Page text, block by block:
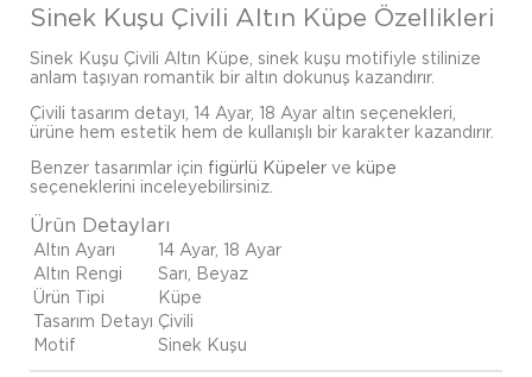
Sinek Kuşu Çivili Altın Küpe Özellikleri
Sinek Kuşu Çivili Altın Küpe, sinek kuşu motifiyle stilinize
anlam taşıyan romantik bir altın dokunuş kazandırır.
Çivili tasarım detayı, 14 Ayar, 18 Ayar altın seçenekleri,
ürüne hem estetik hem de kullanışlı bir karakter kazandırır.
Benzer tasarımlar için figürlü Küpeler ve küpe
seçeneklerini inceleyebilirsiniz.
Ürün Detayları
Altın Ayarı
14 Ayar, 18 Ayar
Altın Rengi
Sarı, Beyaz
Ürün Tipi
Küpe
Tasarım Detayı Çivili
Motif
Sinek Kuşu